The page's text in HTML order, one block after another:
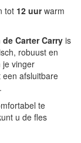
tot 12 uurwarm
de Carter Carry is
robuust en
je vinger
afsluitbare
te
u de fles